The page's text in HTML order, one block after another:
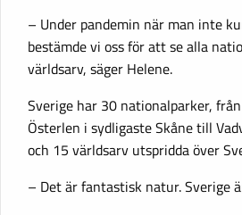
– Under pandemin när man inte
bestämde vi oss för att se alla
världsarv, säger Helene.
Sverige har 30 nationalparker,
Österlen i sydligaste Skåne till
och 15 världsarv utspridda över
– Det är fantastisk natur. Sverige